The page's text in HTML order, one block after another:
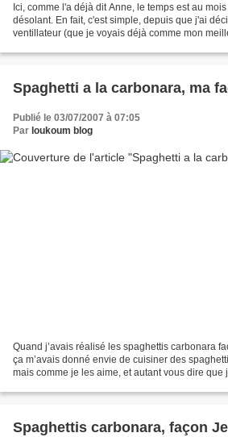
Ici, comme l'a déjà dit Anne, le temps est au
désolant. En fait, c'est simple, depuis que j'ai
ventillateur (que je voyais déjà comme mon
Spaghetti a la carbonara, ma
Publié le 03/07/2007 à 07:05
Par loukoum blog
Quand j’avais réalisé les spaghettis carbonara
ça m’avais donné envie de cuisiner des
mais comme je les aime, et autant vous dire que
Spaghettis carbonara, façon